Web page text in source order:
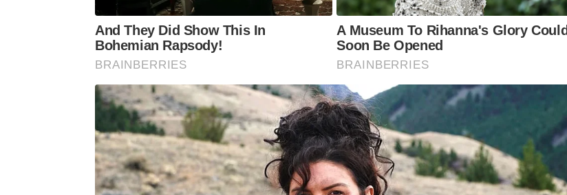
And They Did Show This In
Bohemian Rapsody!
BRAINBERRIES
A Museum To Rihanna's Glory Could
Soon Be Opened
BRAINBERRIES